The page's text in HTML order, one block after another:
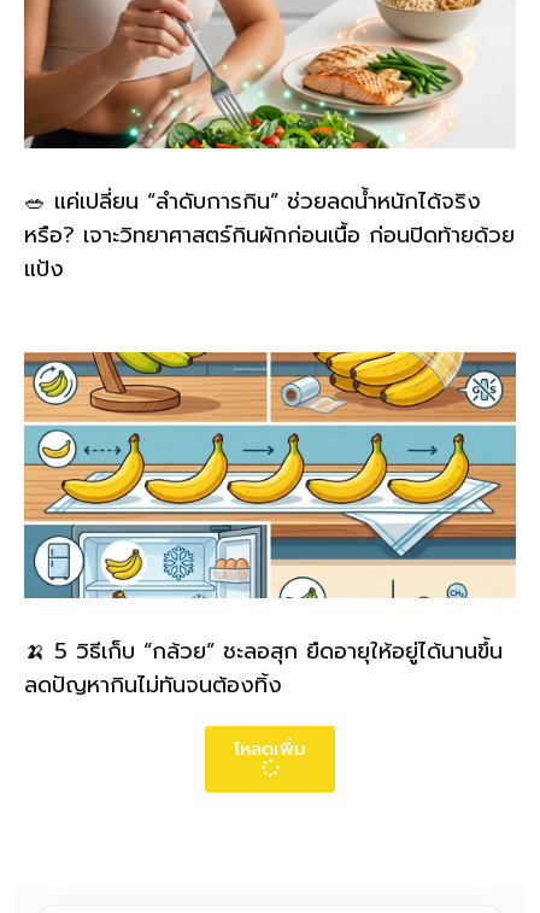
🥗 แค่เปลี่ยน “ลำดับการกิน” ช่วยลดน้ำหนักได้จริง
หรือ? เจาะวิทยาศาสตร์กินผักก่อนเนื้อ ก่อนปิดท้ายด้วย
แป้ง
🍌 5 วิธีเก็บ “กล้วย” ชะลอสุก ยืดอายุให้อยู่ได้นานขึ้น
ลดปัญหากินไม่ทันจนต้องทิ้ง
โหลดเพิ่ม